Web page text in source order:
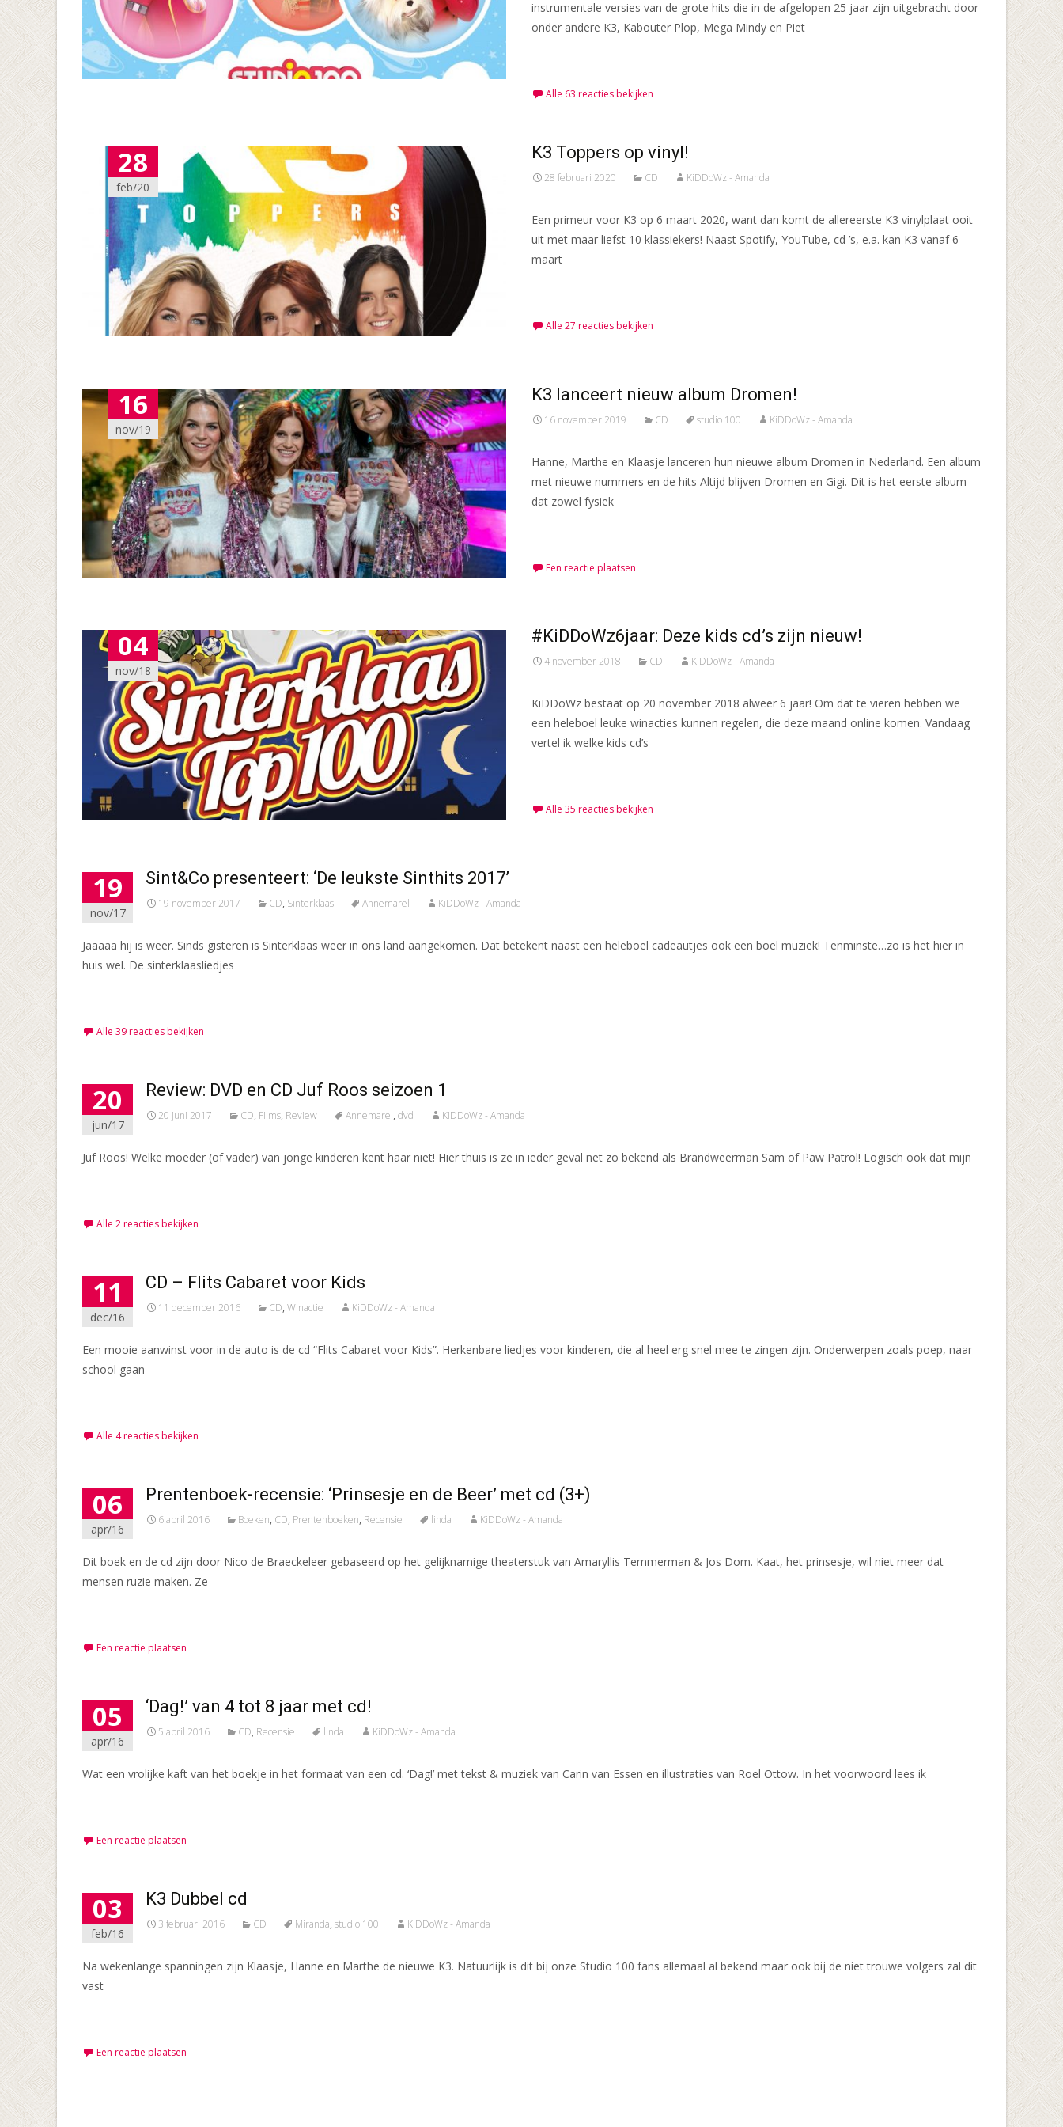
instrumentale versies van de grote hits die in de afgelopen 25 jaar zijn uitgebracht door
onder andere K3, Kabouter Plop, Mega Mindy en Piet
Alle 63 reacties bekijken
28
feb/20
K3 Toppers op vinyl!
28 februari 2020 CD KiDDoWz - Amanda
Een primeur voor K3 op 6 maart 2020, want dan komt de allereerste K3 vinylplaat ooit
uit met maar liefst 10 klassiekers! Naast Spotify, YouTube, cd ’s, e.a. kan K3 vanaf 6
maart
Alle 27 reacties bekijken
16
nov/19
K3 lanceert nieuw album Dromen!
16 november 2019 CD studio 100 KiDDoWz - Amanda
Hanne, Marthe en Klaasje lanceren hun nieuwe album Dromen in Nederland. Een album
met nieuwe nummers en de hits Altijd blijven Dromen en Gigi. Dit is het eerste album
dat zowel fysiek
Een reactie plaatsen
04
nov/18
#KiDDoWz6jaar: Deze kids cd’s zijn nieuw!
4 november 2018 CD KiDDoWz - Amanda
KiDDoWz bestaat op 20 november 2018 alweer 6 jaar! Om dat te vieren hebben we
een heleboel leuke winacties kunnen regelen, die deze maand online komen. Vandaag
vertel ik welke kids cd’s
Alle 35 reacties bekijken
19
nov/17
Sint&Co presenteert: ‘De leukste Sinthits 2017’
19 november 2017 CD, Sinterklaas Annemarel KiDDoWz - Amanda
Jaaaaa hij is weer. Sinds gisteren is Sinterklaas weer in ons land aangekomen. Dat betekent naast een heleboel cadeautjes ook een boel muziek! Tenminste…zo is het hier in
huis wel. De sinterklaasliedjes
Alle 39 reacties bekijken
20
jun/17
Review: DVD en CD Juf Roos seizoen 1
20 juni 2017 CD, Films, Review Annemarel, dvd KiDDoWz - Amanda
Juf Roos! Welke moeder (of vader) van jonge kinderen kent haar niet! Hier thuis is ze in ieder geval net zo bekend als Brandweerman Sam of Paw Patrol! Logisch ook dat mijn
Alle 2 reacties bekijken
11
dec/16
CD – Flits Cabaret voor Kids
11 december 2016 CD, Winactie KiDDoWz - Amanda
Een mooie aanwinst voor in de auto is de cd “Flits Cabaret voor Kids”. Herkenbare liedjes voor kinderen, die al heel erg snel mee te zingen zijn. Onderwerpen zoals poep, naar
school gaan
Alle 4 reacties bekijken
06
apr/16
Prentenboek-recensie: ‘Prinsesje en de Beer’ met cd (3+)
6 april 2016 Boeken, CD, Prentenboeken, Recensie linda KiDDoWz - Amanda
Dit boek en de cd zijn door Nico de Braeckeleer gebaseerd op het gelijknamige theaterstuk van Amaryllis Temmerman & Jos Dom. Kaat, het prinsesje, wil niet meer dat
mensen ruzie maken. Ze
Een reactie plaatsen
05
apr/16
‘Dag!’ van 4 tot 8 jaar met cd!
5 april 2016 CD, Recensie linda KiDDoWz - Amanda
Wat een vrolijke kaft van het boekje in het formaat van een cd. ‘Dag!’ met tekst & muziek van Carin van Essen en illustraties van Roel Ottow. In het voorwoord lees ik
Een reactie plaatsen
03
feb/16
K3 Dubbel cd
3 februari 2016 CD Miranda, studio 100 KiDDoWz - Amanda
Na wekenlange spanningen zijn Klaasje, Hanne en Marthe de nieuwe K3. Natuurlijk is dit bij onze Studio 100 fans allemaal al bekend maar ook bij de niet trouwe volgers zal dit
vast
Een reactie plaatsen